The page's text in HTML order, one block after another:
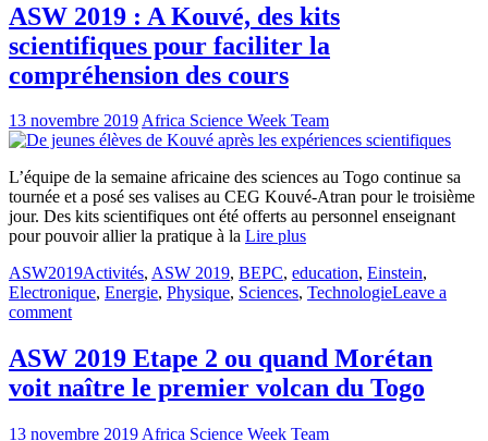
ASW 2019 : A Kouvé, des kits
scientifiques pour faciliter la
compréhension des cours
13 novembre 2019Africa Science Week Team
L’équipe de la semaine africaine des sciences au Togo continue sa
tournée et a posé ses valises au CEG Kouvé-Atran pour le troisième
jour. Des kits scientifiques ont été offerts au personnel enseignant
pour pouvoir allier la pratique à la Lire plus
ASW2019Activités, ASW 2019, BEPC, education, Einstein,
Electronique, Energie, Physique, Sciences, TechnologieLeave a
comment
ASW 2019 Etape 2 ou quand Morétan
voit naître le premier volcan du Togo
13 novembre 2019 Africa Science Week Team